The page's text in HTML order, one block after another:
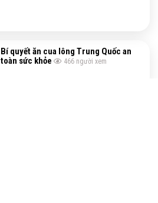
Bí quyết ăn cua lông Trung Quốc an
toàn sức khỏe
466 người xem